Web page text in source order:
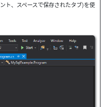
ト、スペースで保存されたタブ)を使